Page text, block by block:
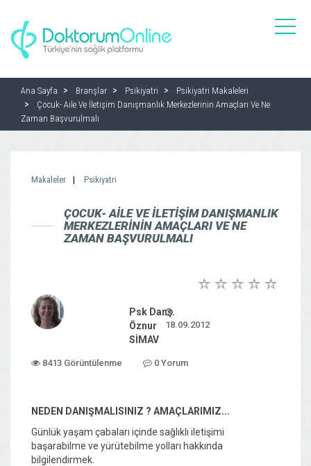
toggle
Ana Sayfa Branşlar Psikiyatri
Psikiyatri Makaleleri
Çocuk- Aile Ve İletişim Danışmanlık Merkezlerinin Amaçları Ve Ne
Zaman Başvurulmalı
Makaleler Psikiyatri
ÇOCUK- AILE VE İLETIŞIM DANIŞMANLIK
MERKEZLERININ AMAÇLARI VE NE
ZAMAN BAŞVURULMALI
Psk Danş.
Öznur
SİMAV
18.09.2012
8413 Görüntülenme 0 Yorum
NEDEN DANIŞMALISINIZ ? AMAÇLARIMIZ...
Günlük yaşam çabaları içinde sağlıklı iletişimi
başarabilme ve yürütebilme yolları hakkında
bilgilendirmek.